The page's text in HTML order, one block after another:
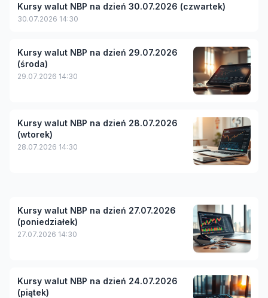
Kursy walut NBP na dzień 30.07.2026 (czwartek)
30.07.2026 14:30
Kursy walut NBP na dzień 29.07.2026
(środa)
29.07.2026 14:30
Kursy walut NBP na dzień 28.07.2026
(wtorek)
28.07.2026 14:30
Kursy walut NBP na dzień 27.07.2026
(poniedziałek)
27.07.2026 14:30
Kursy walut NBP na dzień 24.07.2026
(piątek)